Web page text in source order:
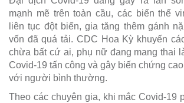
mạnh mẽ trên toàn cầu, các biến thể
liên tục đột biến, gia tăng thêm gánh
vốn đã quá tải. CDC Hoa Kỳ khuyến
chừa bất cứ ai, phụ nữ đang mang thai
Covid-19 tấn công và gây biến chứng
với người bình thường.
Theo các chuyên gia, khi mắc Covid-19